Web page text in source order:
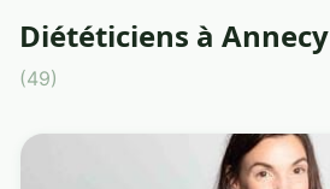
Diététiciens à Annecy
(49)